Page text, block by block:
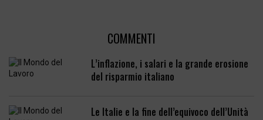
COMMENTI
L’inflazione, i salari e la grande erosione
del risparmio italiano
Le Italie e la fine dell’equivoco dell’Unità